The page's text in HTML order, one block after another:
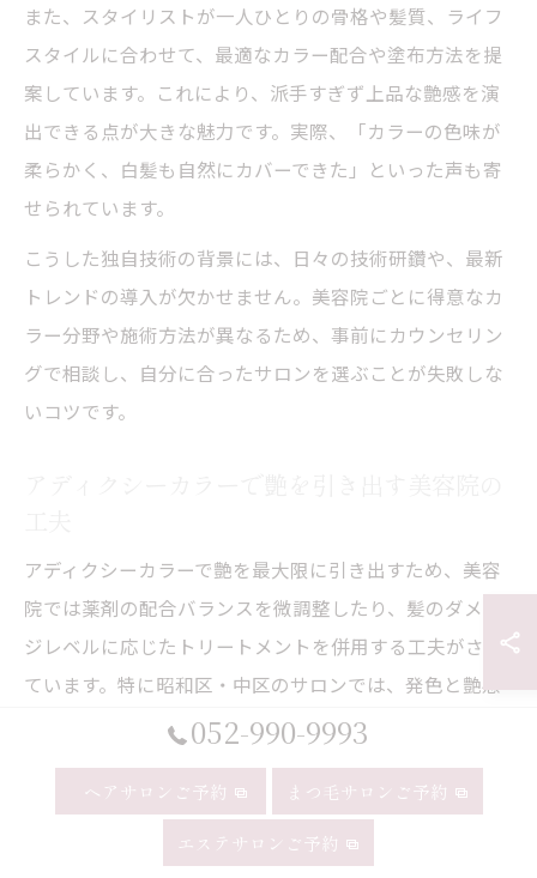
また、スタイリストが一人ひとりの骨格や髪質、ライフ
スタイルに合わせて、最適なカラー配合や塗布方法を提
案しています。これにより、派手すぎず上品な艶感を演
出できる点が大きな魅力です。実際、「カラーの色味が
柔らかく、白髪も自然にカバーできた」といった声も寄
せられています。
こうした独自技術の背景には、日々の技術研鑽や、最新
トレンドの導入が欠かせません。美容院ごとに得意なカ
ラー分野や施術方法が異なるため、事前にカウンセリン
グで相談し、自分に合ったサロンを選ぶことが失敗しな
いコツです。
アディクシーカラーで艶を最大限に引き出すため、美容
院では薬剤の配合バランスを微調整したり、髪のダメー
ジレベルに応じたトリートメントを併用する工夫がされ
ています。特に昭和区・中区のサロンでは、発色と艶感
の両立にこだわった施術が人気です。
施術前には丁寧なカウンセリングを行い、髪の悩みや理
想のイメージをしっかり共有します。例えば、ダメージ
が気になる方には保湿力の高いトリートメントを、色持
052-990-9993
ヘアサロンご予約 まつ毛サロンご予約
エステサロンご予約